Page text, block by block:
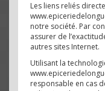
Les liens reliés
notre société. Par
assurer de
autres sites Internet.
Utilisant la
responsable en cas